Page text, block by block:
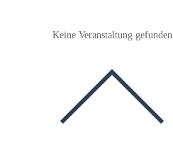
Keine Veranstaltung gefunden